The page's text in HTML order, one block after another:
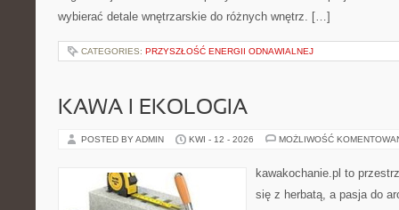
wybierać detale wnętrzarskie do różnych wnętrz. […]
CATEGORIES: PRZYSZŁOŚĆ ENERGII ODNAWIALNEJ
KAWA I EKOLOGIA
POSTED BY ADMIN KWI - 12 - 2026 MOŻLIWOŚĆ
kawakochanie.pl to
się z herbatą, a pasja do